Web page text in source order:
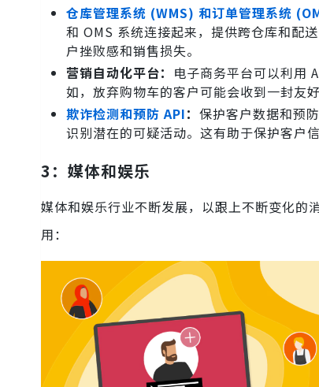
仓库管理系统 (WMS) 和订单管理系统
和 OMS 系统连接起来，提供跨仓库和配
户挫败感和销售损失。
营销自动化平台： 电子商务平台可以利用
如，放弃购物车的客户可能会收到一封友
欺诈检测和预防 API： 保护客户数据和预
识别潜在的可疑活动。这有助于保护客户
3：媒体和娱乐
媒体和娱乐行业不断发展，以跟上不断变化的
用：